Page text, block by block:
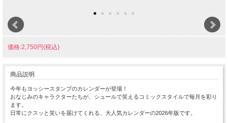
価格:2,750円(税込)
商品説明
今年もヨッシースタンプのカレンダーが登場！
おなじみのキャラクターたちが、シュールで笑えるコミックスタイルで毎月を彩り
ます。
日常にクスッと笑いを届けてくれる、大人気カレンダーの2026年版です。